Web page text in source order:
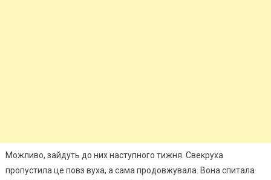
Можливо, зайдуть до них наступного тижня. Свекруха
пропустила це повз вуха, а сама продовжувала. Вона спитала